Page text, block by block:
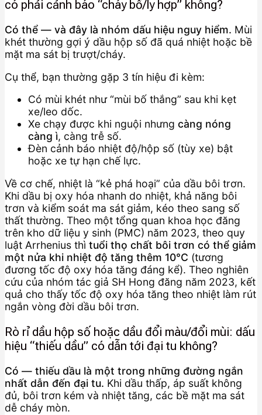
có phải cảnh báo “cháy bố/ly hợp” không?
Có thể — và đây là nhóm dấu hiệu nguy hiểm. Mùi
khét thường gợi ý dầu hộp số đã quá nhiệt hoặc bề
mặt ma sát bị trượt/cháy.
Cụ thể, bạn thường gặp 3 tín hiệu đi kèm:
Có mùi khét như “mùi bố thắng” sau khi kẹt
xe/leo dốc.
Xe chạy được khi nguội nhưng càng nóng
càng ì, càng trễ số.
Đèn cảnh báo nhiệt độ/hộp số (tùy xe) bật
hoặc xe tự hạn chế lực.
Về cơ chế, nhiệt là “kẻ phá hoại” của dầu bôi trơn.
Khi dầu bị oxy hóa nhanh do nhiệt, khả năng bôi
trơn và kiểm soát ma sát giảm, kéo theo sang số
thất thường. Theo một tổng quan khoa học đăng
trên kho dữ liệu y sinh (PMC) năm 2023, theo quy
luật Arrhenius thì tuổi thọ chất bôi trơn có thể giảm
một nửa khi nhiệt độ tăng thêm 10°C (tương
đương tốc độ oxy hóa tăng đáng kể). Theo nghiên
cứu của nhóm tác giả SH Hong đăng năm 2023, kết
quả cho thấy tốc độ oxy hóa tăng theo nhiệt làm rút
ngắn vòng đời dầu bôi trơn.
Rò rỉ dầu hộp số hoặc dầu đổi màu/đổi mùi: dấu
hiệu “thiếu dầu” có dẫn tới đại tu không?
Có — thiếu dầu là một trong những đường ngắn
nhất dẫn đến đại tu. Khi dầu thấp, áp suất không
đủ, bôi trơn kém và nhiệt tăng, các bề mặt ma sát
dễ cháy mòn.